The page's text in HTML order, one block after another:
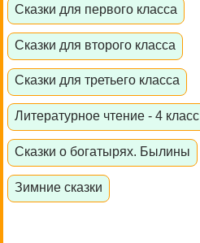
Сказки для первого класса
Сказки для второго класса
Сказки для третьего класса
Литературное чтение - 4 класс
Сказки о богатырях. Былины
Зимние сказки